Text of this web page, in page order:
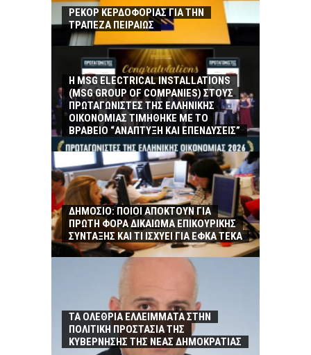
ΡΕΚΟΡ ΚΕΡΔΟΦΟΡΙΑΣ ΓΙΑ ΤΗΝ
ΤΡΑΠΕΖΑ ΠΕΙΡΑΙΩΣ
Η MSG ELECTRICAL INSTALLATIONS
(MSG GROUP ΟF COMPANIES) ΣΤΟΥΣ
ΠΡΩΤΑΓΩΝΙΣΤΕΣ ΤΗΣ ΕΛΛΗΝΙΚΗΣ
ΟΙΚΟΝΟΜΙΑΣ ΤΙΜΗΘΗΚΕ ΜΕ ΤΟ
ΒΡΑΒΕΙΟ “ΑΝΑΠΤΥΞΗ ΚΑΙ ΕΠΕΝΔΥΣΕΙΣ”
ΔΗΜΟΣΙΟ: ΠΟΙΟΙ ΑΠΟΚΤΟΥΝ ΓΙΑ
ΠΡΩΤΗ ΦΟΡΑ ΔΙΚΑΙΩΜΑ ΕΠΙΚΟΥΡΙΚΗΣ
ΣΥΝΤΑΞΗΣ ΚΑΙ ΤΙ ΙΣΧΥΕΙ ΓΙΑ ΕΦΚΑ ΤΕΚΑ
ΤΑ ΟΛΕΘΡΙΑ ΕΛΛΕΙΜΜΑΤΑ ΣΤΗΝ
ΠΟΛΙΤΙΚΗ ΠΡΟΣΤΑΣΙΑ ΤΗΣ
ΚΥΒΕΡΝΗΣΗΣ ΤΗΣ ΝΕΑΣ ΔΗΜΟΚΡΑΤΙΑΣ